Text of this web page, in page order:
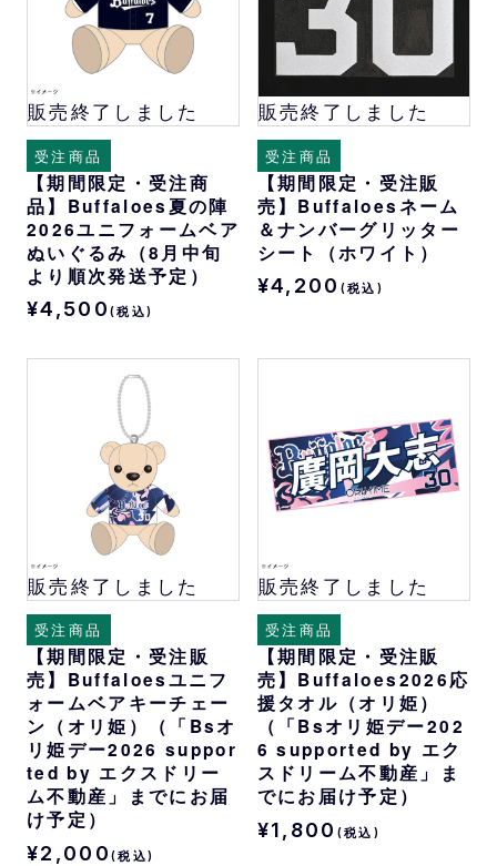
販売終了しました
受注商品
【期間限定・受注商
品】Buffaloes夏の陣
2026ユニフォームベア
ぬいぐるみ（8月中旬
より順次発送予定）
¥4,500 (税込)
販売終了しました
受注商品
【期間限定・受注販
売】Buffaloesネーム
＆ナンバーグリッター
シート（ホワイト）
¥4,200 (税込)
販売終了しました
受注商品
【期間限定・受注販
売】Buffaloesユニフ
ォームベアキーチェー
ン（オリ姫）（「Bsオ
リ姫デー2026 suppor
ted by エクスドリー
ム不動産」までにお届
け予定）
¥2,000 (税込)
販売終了しました
受注商品
【期間限定・受注販
売】Buffaloes2026応
援タオル（オリ姫）
（「Bsオリ姫デー202
6 supported by エク
スドリーム不動産」ま
でにお届け予定）
¥1,800 (税込)